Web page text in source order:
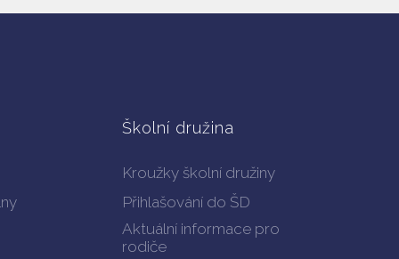
Školní družina
Kroužky školní družiny
Přihlašování do ŠD
Aktuální informace pro
rodiče